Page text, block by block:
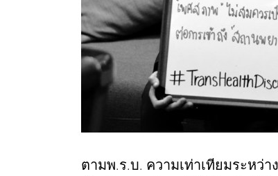
ตามพ.ร.บ. ความเท่าเทียมระหว่